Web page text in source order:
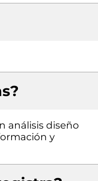
análisis diseño
y